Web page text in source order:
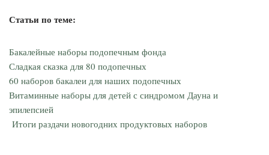
Статьи по теме:
Бакалейные наборы подопечным фонда
Сладкая сказка для 80 подопечных
60 наборов бакалеи для наших подопечных
Витаминные наборы для детей с синдромом Дауна и
эпилепсией
Итоги раздачи новогодних продуктовых наборов